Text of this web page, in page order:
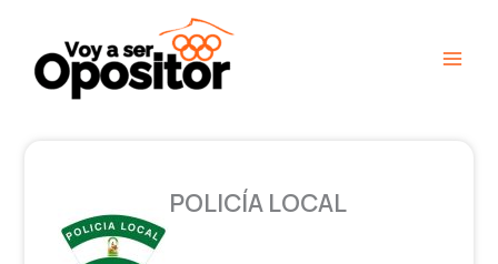
contenido
POLICÍA LOCAL